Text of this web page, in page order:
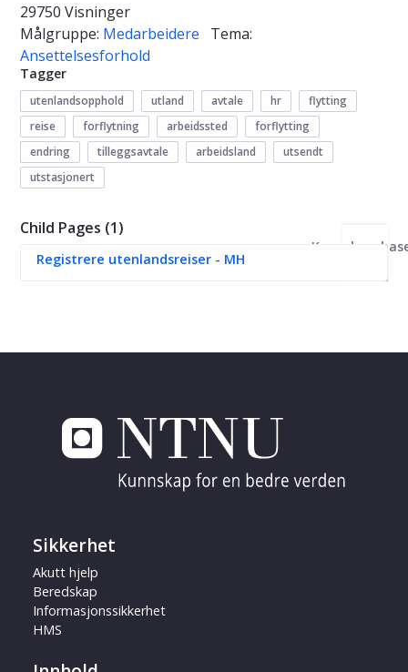
29750 Visninger
Målgruppe: Medarbeidere
Tema:
Ansettelsesforhold
Tagger
utenlandsopphold utland avtale hr
flytting
reise
forflytning arbeidssted
forflytting
endring
tilleggsavtale arbeidsland
utsendt
utstasjonert
Child Pages (1)
Registrere utenlandsreiser - MH
Sikkerhet
Akutt hjelp
Beredskap
Informasjonssikkerhet
HMS